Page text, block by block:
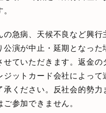
の急病、天候不良など興行
公演が中止・延期となった
せていただきます。返金の
ジットカード会社によって
承ください。反社会的勢力
ご参加できません。